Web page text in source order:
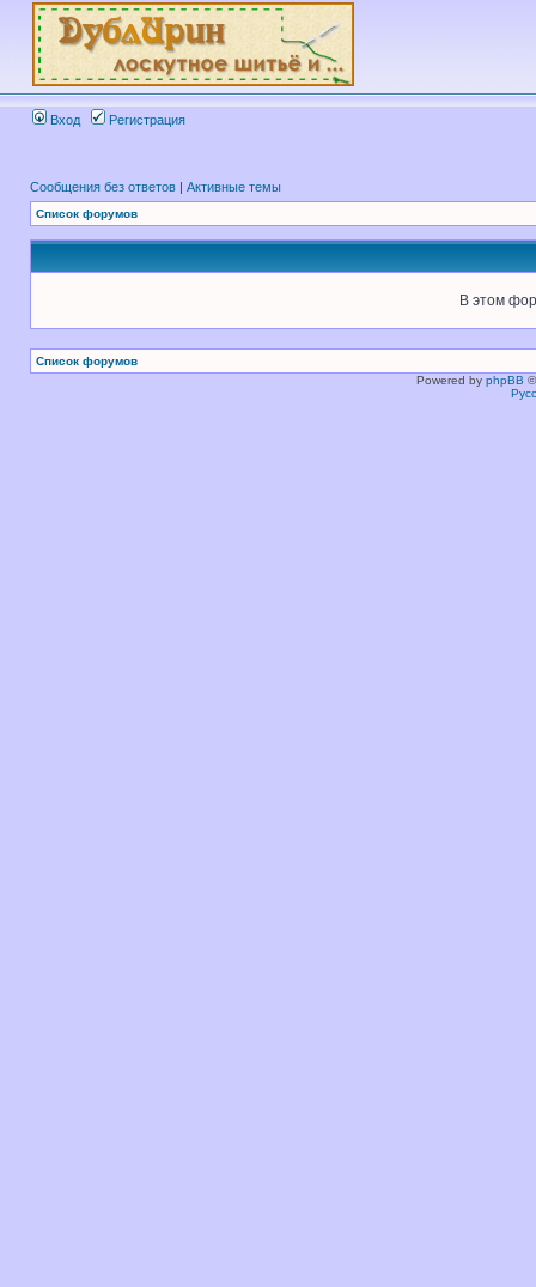
Вход Регистрация
Сообщения без ответов | Активные темы
Список форумов
В этом
Список форумов
Powered by phpBB